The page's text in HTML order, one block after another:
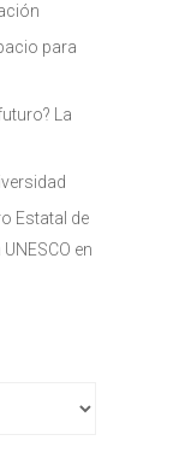
para
La
Estatal de
en